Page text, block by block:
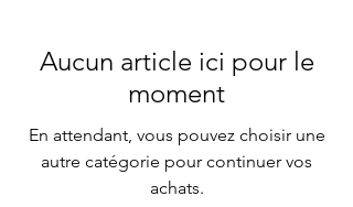
Aucun article ici pour le
moment
En attendant, vous pouvez choisir une
autre catégorie pour continuer vos
achats.